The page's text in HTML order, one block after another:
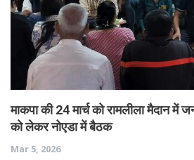
माकपा की 24 मार्च को रामलीला मैदान में
को लेकर नोएडा में बैठक
Mar 5, 2026